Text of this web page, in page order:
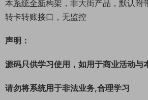
本系统全新构架，非大街产品，默认附
转卡转账接口，无监控
声明：
源码只供学习使用，如用于商业活动与
请勿将系统用于非法业务,合理学习